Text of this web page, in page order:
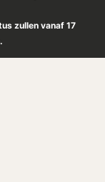
zullen vanaf 17